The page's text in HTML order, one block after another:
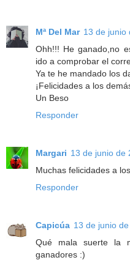
Mª Del Mar 13 de junio
Ohh!!! He ganado,no
ido a comprobar el
Ya te he mandado los
¡Felicidades a los
Un Beso
Responder
Margari 13 de junio de
Muchas felicidades a
Responder
Capicúa 13 de junio
Qué mala suerte la
ganadores :)